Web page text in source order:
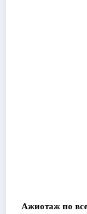
Ажиотаж по